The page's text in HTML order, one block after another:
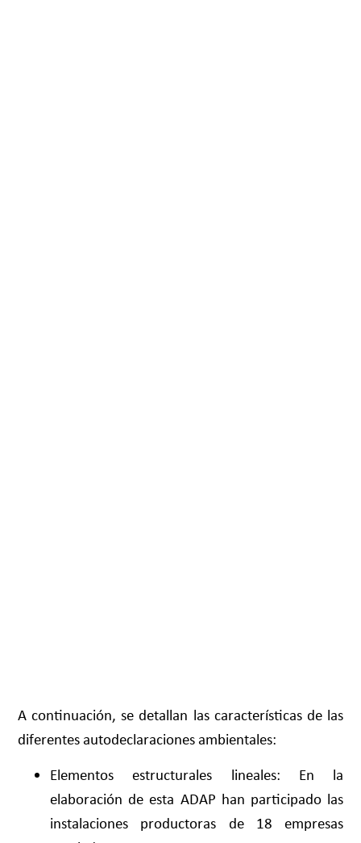
A continuación, se detallan las características de las
diferentes autodeclaraciones ambientales:
Elementos estructurales lineales: En la
elaboración de esta ADAP han participado las
instalaciones productoras de 18 empresas